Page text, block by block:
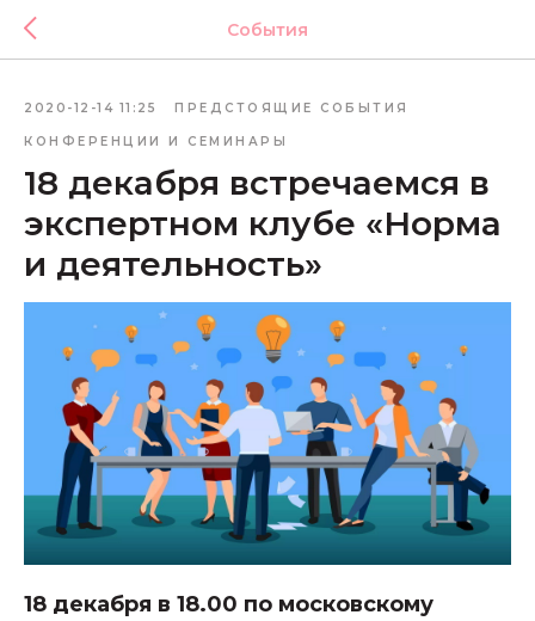
События
2020-12-14 11:25 ПРЕДСТОЯЩИЕ СОБЫТИЯ
КОНФЕРЕНЦИИ И СЕМИНАРЫ
18 декабря встречаемся в
экспертном клубе «Норма
и деятельность»
18 декабря в 18.00 по московскому